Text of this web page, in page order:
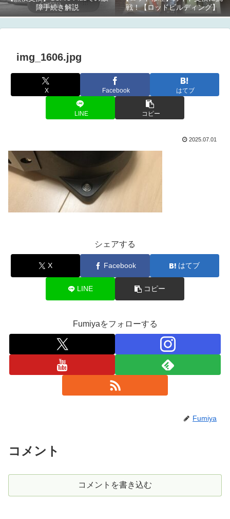
障手続き解説
戦！【ロッドビルディング】
img_1606.jpg
X Facebook はてブ
LINE コピー
2025.07.01
シェアする
X Facebook はてブ
LINE コピー
Fumiyaをフォローする
Fumiya
コメント
コメントを書き込む